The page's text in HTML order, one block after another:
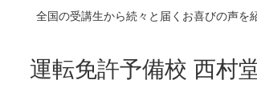
全国の受講生から続々と届くお喜びの声を
運転免許予備校 西村